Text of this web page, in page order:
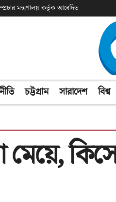
মন্ত্রণালয় কর্তৃক আবেদিত
চট্টগ্রাম সারাদেশ বিশ্ব
মেয়ে,